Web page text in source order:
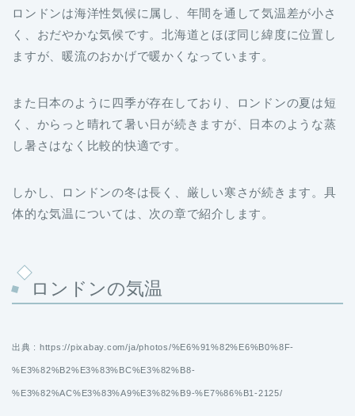
ロンドンは海洋性気候に属し、年間を通して気温差が小さ
く、おだやかな気候です。北海道とほぼ同じ緯度に位置し
ますが、暖流のおかげで暖かくなっています。
また日本のように四季が存在しており、ロンドンの夏は短
く、からっと晴れて暑い日が続きますが、日本のような蒸
し暑さはなく比較的快適です。
しかし、ロンドンの冬は長く、厳しい寒さが続きます。具
体的な気温については、次の章で紹介します。
ロンドンの気温
出典 : https://pixabay.com/ja/photos/%E6%91%82%E6%B0%8F-
%E3%82%B2%E3%83%BC%E3%82%B8-
%E3%82%AC%E3%83%A9%E3%82%B9-%E7%86%B1-2125/